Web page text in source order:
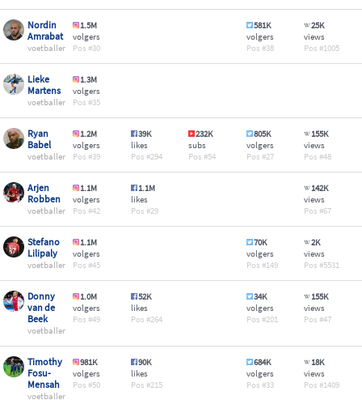
Nordin
Amrabat
voetballer
1.5M
volgers
30
581K
volgers
38
25K
views
1005
Lieke
Martens
voetballer
1.3M
volgers
35
Ryan
Babel
voetballer
1.2M
volgers
39
39K
likes
294
232K
subs
54
805K
volgers
27
155K
views
48
Arjen
Robben
voetballer
1.1M
volgers
42
1.1M
likes
29
142K
views
67
Stefano
Lilipaly
voetballer
1.1M
volgers
45
70K
volgers
149
2K
views
5531
Donny
van de
Beek
voetballer
1.0M
volgers
49
52K
likes
264
34K
volgers
201
155K
views
47
Timothy
Fosu-
Mensah
voetballer
981K
volgers
50
90K
likes
215
684K
volgers
33
18K
views
1409